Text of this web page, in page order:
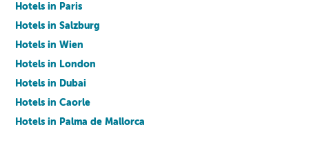
Hotels in Paris
Hotels in Salzburg
Hotels in Wien
Hotels in London
Hotels in Dubai
Hotels in Caorle
Hotels in Palma de Mallorca